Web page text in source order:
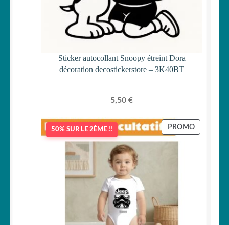
Sticker autocollant Snoopy étreint Dora
décoration decostickerstore – 3K40BT
5,50 €
50% SUR LE 2ÈME !! PROMOPRODUIT